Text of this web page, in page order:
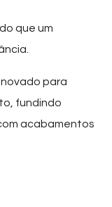
que um
para
fundindo
acabamentos